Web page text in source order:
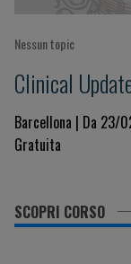
Nessun topic
Clinical
Barcellona | Da 23/
Gratuita
SCOPRI CORSO